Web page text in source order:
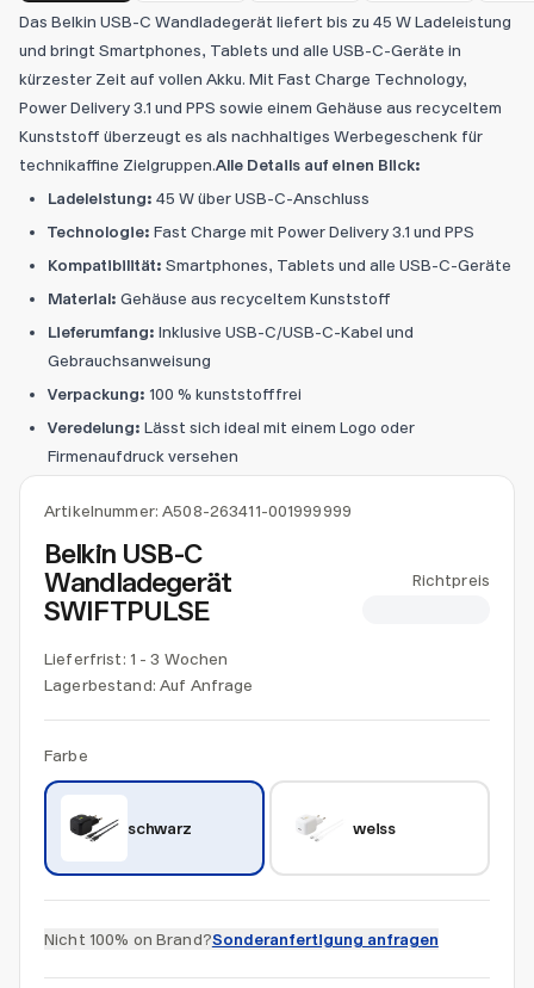
Artikelnummer:A508-263411-001999999
Belkin USB-C
Wandladegerät
SWIFTPULSE
Richtpreis
Lieferfrist: 1 - 3 Wochen
Lagerbestand: Auf Anfrage
Farbe
schwarz weiss
Nicht 100% on Brand?Sonderanfertigung anfragen
Das Belkin USB-C Wandladegerät liefert bis zu 45 W Ladeleistung
und bringt Smartphones, Tablets und alle USB-C-Geräte in
kürzester Zeit auf vollen Akku. Mit Fast Charge Technology,
Power Delivery 3.1 und PPS sowie einem Gehäuse aus recyceltem
Kunststoff überzeugt es als nachhaltiges Werbegeschenk für
technikaffine Zielgruppen.Alle Details auf einen Blick:
Ladeleistung: 45 W über USB-C-Anschluss
Technologie: Fast Charge mit Power Delivery 3.1 und PPS
Kompatibilität: Smartphones, Tablets und alle USB-C-Geräte
Material: Gehäuse aus recyceltem Kunststoff
Lieferumfang: Inklusive USB-C/USB-C-Kabel und
Gebrauchsanweisung
Verpackung: 100 % kunststofffrei
Veredelung: Lässt sich ideal mit einem Logo oder
Firmenaufdruck versehen